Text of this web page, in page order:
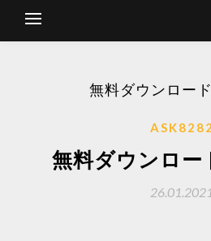
無料ダウンロー
ASK8282
無料ダウンロー
26.01.2021